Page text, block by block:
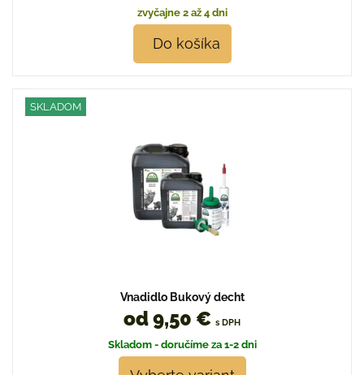
zvyčajne 2 až 4 dni
Do košíka
SKLADOM
Vnadidlo Bukový decht
od 9,50 € s DPH
Skladom - doručíme za 1-2 dni